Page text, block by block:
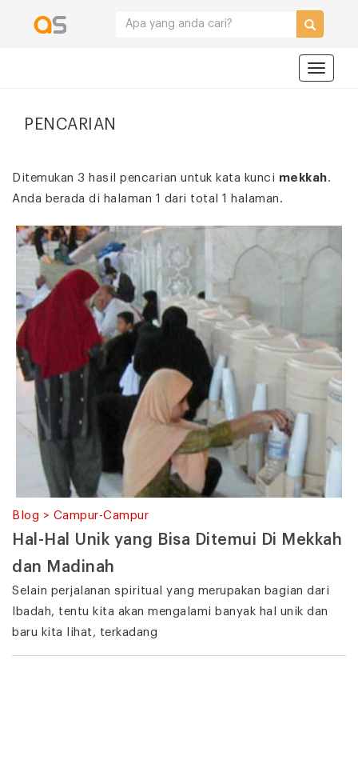
PENCARIAN
Ditemukan 3 hasil pencarian untuk kata kunci mekkah.
Anda berada di halaman 1 dari total 1 halaman.
Blog > Campur-Campur
Hal-Hal Unik yang Bisa Ditemui Di Mekkah
dan Madinah
Selain perjalanan spiritual yang merupakan bagian dari
Ibadah, tentu kita akan mengalami banyak hal unik dan
baru kita lihat, terkadang